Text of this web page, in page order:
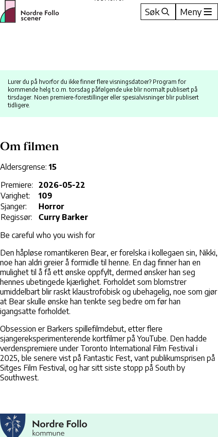
Hopp
til
innhold
Søk Meny
Lurer du på hvorfor du ikke finner flere visningsdatoer? Program for
kommende helg t.o.m. torsdag påfølgende uke blir normalt publisert på
tirsdager. Noen premiere-forestillinger eller spesialvisninger blir publisert
tidligere.
Om filmen
Aldersgrense: 15
Premiere:
2026-05-22
Varighet:
109
Sjanger:
Horror
Regissør:
Curry Barker
Be careful who you wish for
Den håpløse romantikeren Bear, er forelska i kollegaen sin, Nikki,
noe han aldri greier å formidle til henne. En dag finner han en
mulighet til å få ett ønske oppfylt, dermed ønsker han seg
hennes ubetingede kjærlighet. Forholdet som blomstrer
umiddelbart blir raskt klaustrofobisk og ubehagelig, noe som gjør
at Bear skulle ønske han tenkte seg bedre om før han
igangsatte forholdet.
Obsession er Barkers spillefilmdebut, etter flere
sjangereksperimenterende kortfilmer på YouTube. Den hadde
verdenspremiere under Toronto International Film Festival i
2025, ble senere vist på Fantastic Fest, vant publikumsprisen på
Sitges Film Festival, og har sitt siste stopp på South by
Southwest.